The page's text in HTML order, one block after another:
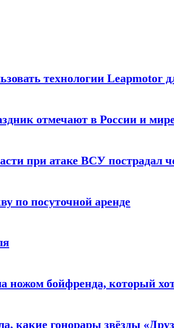
технологии
отмечают в России и
при атаке ВСУ пострадал
по посуточной аренде
ножом бойфренда, который
какие гонорары звёзды